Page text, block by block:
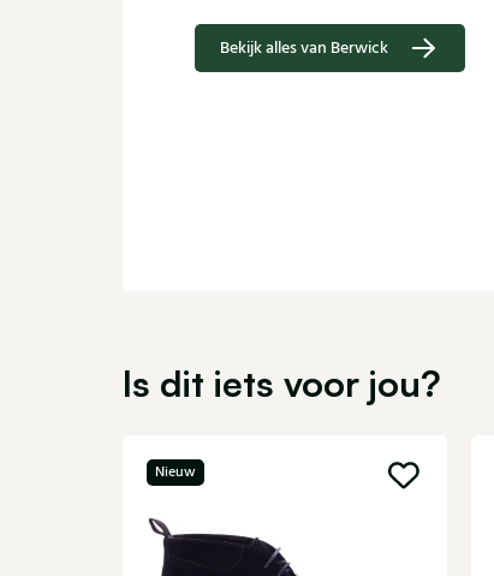
Bekijk alles van Berwick
Is dit iets voor jou?
Nieuw